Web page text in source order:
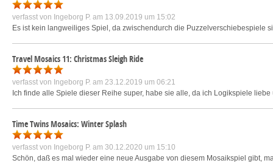
verfasst von Ingeborg P. am 13.09.2019 um 15:02
Es ist kein langweiliges Spiel, da zwischendurch die Puzzelverschiebespiele
Travel Mosaics 11: Christmas Sleigh Ride
verfasst von Ingeborg P. am 23.12.2019 um 06:21
Ich finde alle Spiele dieser Reihe super, habe sie alle, da ich Logikspiele
Time Twins Mosaics: Winter Splash
verfasst von Ingeborg P. am 30.12.2020 um 15:10
Schön, daß es mal wieder eine neue Ausgabe von diesem Mosaikspiel gibt,